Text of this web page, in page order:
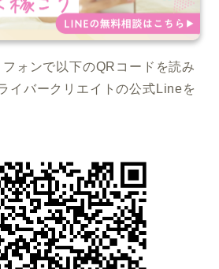
ォンで以下のQRコードを読み
イバークリエイトの公式Lineを